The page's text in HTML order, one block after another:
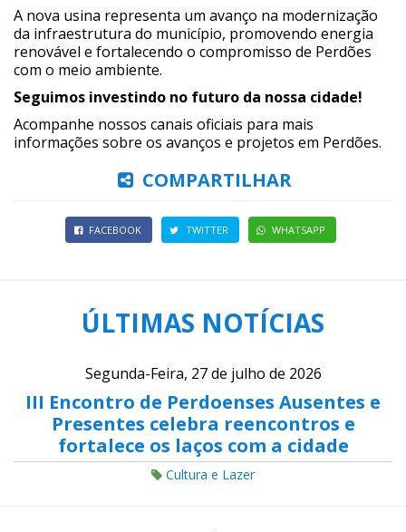
A nova usina representa um avanço na modernização
da infraestrutura do município, promovendo energia
renovável e fortalecendo o compromisso de Perdões
com o meio ambiente.
Seguimos investindo no futuro da nossa cidade!
Acompanhe nossos canais oficiais para mais
informações sobre os avanços e projetos em Perdões.
COMPARTILHAR
FACEBOOK TWITTER WHATSAPP
ÚLTIMAS NOTÍCIAS
Segunda-Feira, 27 de julho de 2026
III Encontro de Perdoenses Ausentes e
Presentes celebra reencontros e
fortalece os laços com a cidade
Cultura e Lazer